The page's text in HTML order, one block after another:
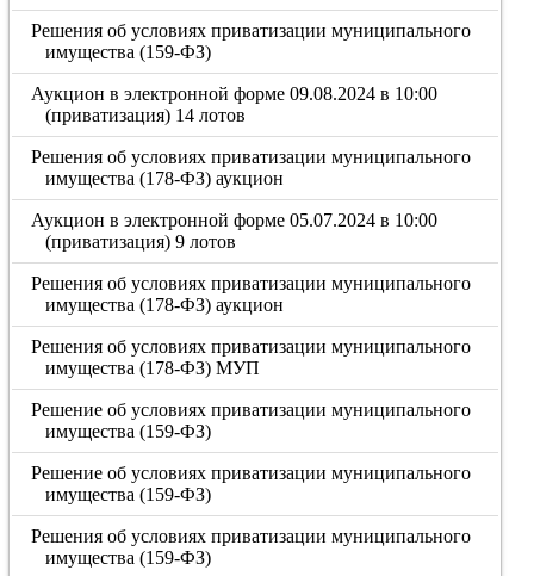
Решения об условиях приватизации муниципального
имущества (159-ФЗ)
Аукцион в электронной форме 09.08.2024 в 10:00
(приватизация) 14 лотов
Решения об условиях приватизации муниципального
имущества (178-ФЗ) аукцион
Аукцион в электронной форме 05.07.2024 в 10:00
(приватизация) 9 лотов
Решения об условиях приватизации муниципального
имущества (178-ФЗ) аукцион
Решения об условиях приватизации муниципального
имущества (178-ФЗ) МУП
Решение об условиях приватизации муниципального
имущества (159-ФЗ)
Решение об условиях приватизации муниципального
имущества (159-ФЗ)
Решения об условиях приватизации муниципального
имущества (159-ФЗ)